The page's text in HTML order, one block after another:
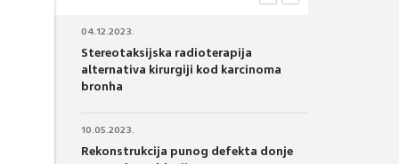
04.12.2023.
Stereotaksijska radioterapija
alternativa kirurgiji kod karcinoma
bronha
10.05.2023.
Rekonstrukcija punog defekta donje